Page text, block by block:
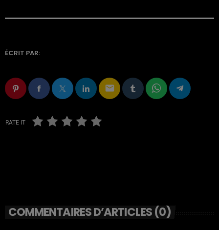
ÉCRIT PAR:
email
RATE IT
COMMENTAIRES D’ARTICLES (0)